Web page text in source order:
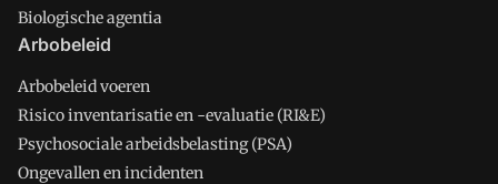
Biologische agentia
Arbobeleid
Arbobeleid voeren
Risico inventarisatie en -evaluatie (RI&E)
Psychosociale arbeidsbelasting (PSA)
Ongevallen en incidenten